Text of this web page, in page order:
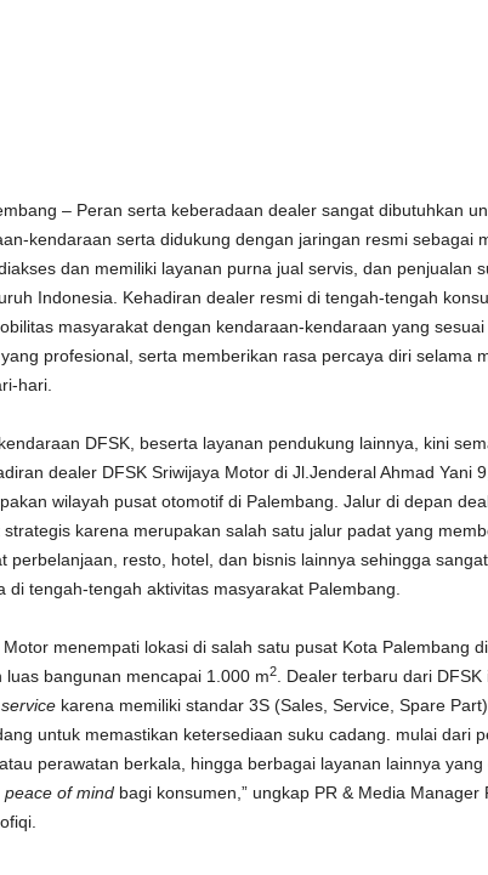
– Peran serta keberadaan dealer sangat dibutuhkan
kendaraan serta didukung dengan jaringan resmi sebagai
dan memiliki layanan purna jual servis, dan penjualan
Indonesia. Kehadiran dealer resmi di tengah-tengah
masyarakat dengan kendaraan-kendaraan yang sesuai
profesional, serta memberikan rasa percaya diri selama
hari.
DFSK, beserta layanan pendukung lainnya, kini
dealer DFSK Sriwijaya Motor di Jl.Jenderal Ahmad Yani
wilayah pusat otomotif di Palembang. Jalur di depan
karena merupakan salah satu jalur padat yang
perbelanjaan, resto, hotel, dan bisnis lainnya sehingga
di tengah-tengah aktivitas masyarakat Palembang.
menempati lokasi di salah satu pusat Kota Palembang
bangunan mencapai 1.000 m2. Dealer terbaru dari DFSK
karena memiliki standar 3S (Sales, Service, Spare
untuk memastikan ketersediaan suku cadang. mulai dari
perawatan berkala, hingga berbagai layanan lainnya yang
peace of mind bagi konsumen,” ungkap PR & Media Manager